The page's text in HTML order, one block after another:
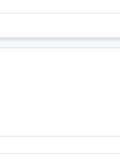
هسته‌ای مشهد
دکتر پزشکی
هسته‌ای کرمان
دکتر پزشکی